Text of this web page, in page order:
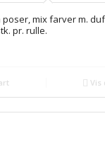
poser, mix farver m.
pr. rulle.
Vis